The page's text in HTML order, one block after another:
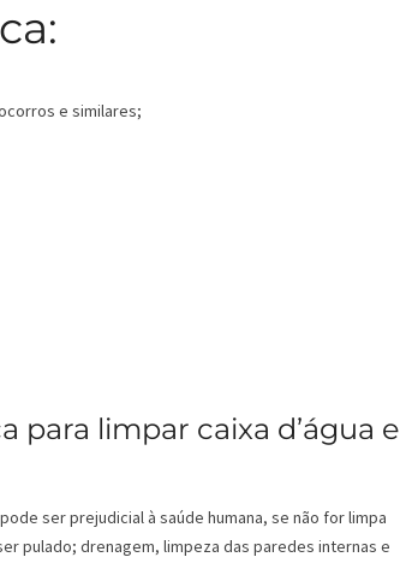
e similares;
para limpar caixa d’água e
ser prejudicial à saúde humana, se não for limpa
pulado; drenagem, limpeza das paredes internas e